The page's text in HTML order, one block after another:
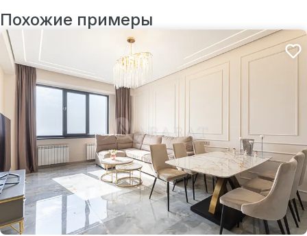
Похожие примеры